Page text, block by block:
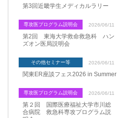
第3回近畿学生メディカルラリー
専攻医プログラム説明会 2026/06/11
第2回 東海大学救命救急科 ハン
ズオン医局説明会
その他セミナー等 2026/06/11
関東ER座談フェス2026 in Summer
専攻医プログラム説明会 2026/06/11
第２回 国際医療福祉大学市川総
合病院 救急科専攻プログラム説